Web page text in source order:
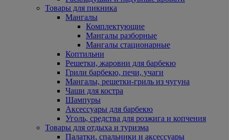
Товары для пикника
Мангалы
Комплектующие
Мангалы разборные
Мангалы стационарные
Коптильни
Решетки, жаровни для барбекю
Грили барбекю, печи, учаги
Мангалы, решетки-гриль из чугуна
Чаши для костра
Шампуры
Аксессуары для барбекю
Уголь, средства для розжига и копчения
Товары для отдыха и туризма
Палатки, спальники и аксессуары